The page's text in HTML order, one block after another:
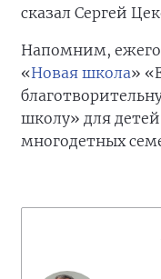
сказал Сергей
Напомним,
«Новая школа»
школу» для
многодетных